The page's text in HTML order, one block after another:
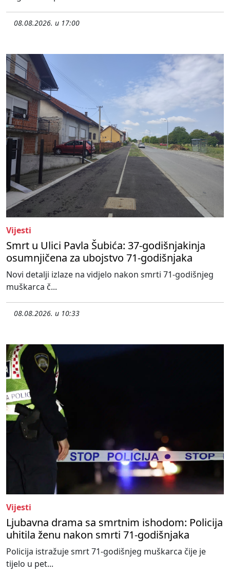
08.08.2026. u 17:00
Vijesti
Smrt u Ulici Pavla Šubića: 37-godišnjakinja
osumnjičena za ubojstvo 71-godišnjaka
Novi detalji izlaze na vidjelo nakon smrti 71-godišnjeg
muškarca č...
08.08.2026. u 10:33
Vijesti
Ljubavna drama sa smrtnim ishodom: Policija
uhitila ženu nakon smrti 71-godišnjaka
Policija istražuje smrt 71-godišnjeg muškarca čije je
tijelo u pet...